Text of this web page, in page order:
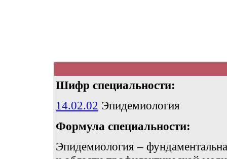
Шифр специальности:
14.02.02 Эпидемиология
Формула специальности:
Эпидемиология –